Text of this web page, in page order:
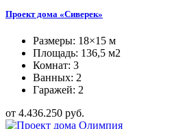
Проект дома «Сиверек»
Размеры: 18×15 м
Площадь: 136,5 м2
Комнат: 3
Ванных: 2
Гаражей: 2
от 4.436.250 руб.